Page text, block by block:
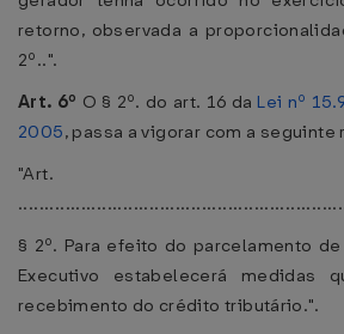
retorno, observada a
2º..".
Art. 6º O § 2º. do art. 16 da Lei nº
2005, passa a vigorar com a seguinte
"Art.
§ 2º. Para efeito do parcelamento
Executivo estabelecerá medidas
recebimento do crédito tributário.".